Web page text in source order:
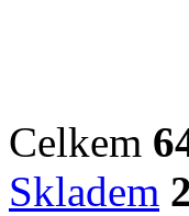
Celkem
Skladem